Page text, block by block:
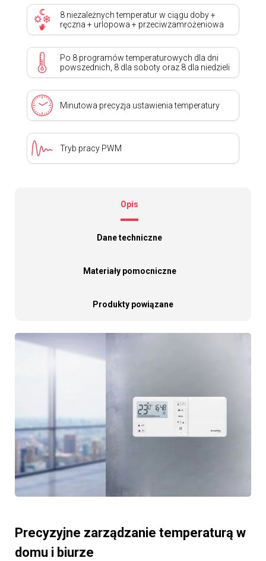
8 niezależnych temperatur w ciągu doby +
ręczna + urlopowa + przeciwzamrożeniowa
Po 8 programów temperaturowych dla dni
powszednich, 8 dla soboty oraz 8 dla niedzieli
Minutowa precyzja ustawienia temperatury
Tryb pracy PWM
Opis
Dane techniczne
Materiały pomocniczne
Produkty powiązane
Precyzyjne zarządzanie temperaturą w
domu i biurze